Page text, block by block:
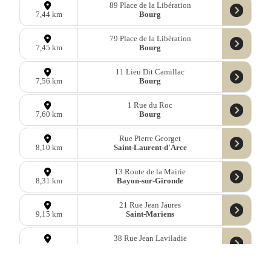
7,44 km
89 Place de la Libération
Bourg
7,45 km
79 Place de la Libération
Bourg
7,56 km
11 Lieu Dit Camillac
Bourg
7,60 km
1 Rue du Roc
Bourg
8,10 km
Rue Pierre Georget
Saint-Laurent-d'Arce
8,31 km
13 Route de la Mairie
Bayon-sur-Gironde
9,15 km
21 Rue Jean Jaures
Saint-Mariens
38 Rue Jean Laviladie